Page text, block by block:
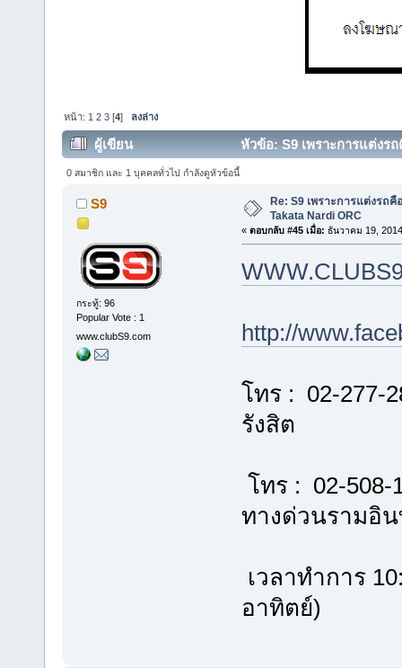
หน้า: 1 2 3 [4] ลงล่าง
ผู้เขียน หัวข้อ: S9 เพราะการแต่งร
0 สมาชิก และ 1 บุคคลทั่วไป กำลังดูหัวข้อนี้
S9
กระทู้: 96
Popular Vote : 1
www.clubS9.com
Re: S9 เพราะการแต่งรถ
Takata Nardi ORC
« ตอบกลับ #45 เมื่อ: ธันวาคม 19,
http://
โทร : 02-277-
รังสิต
โทร : 02-508-
ทางด่วนรามอิ
เวลาทำการ
อาทิตย์)